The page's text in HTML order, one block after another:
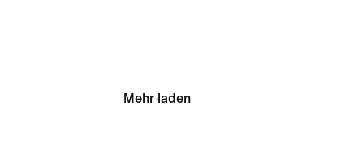
Mehr laden